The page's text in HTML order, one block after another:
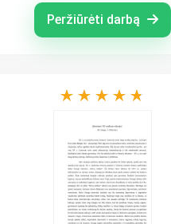
Peržiūrėti darbą